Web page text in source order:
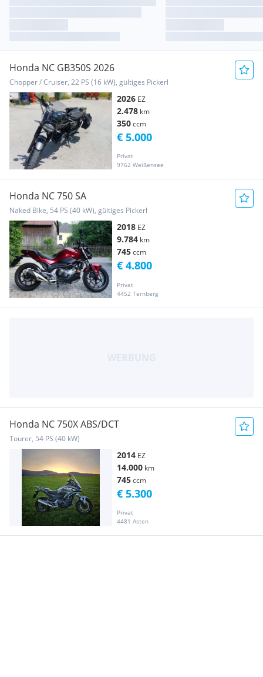
Honda NC GB350S 2026
Chopper / Cruiser, 22 PS (16 kW), gültiges Pickerl
2026 EZ
2.478 km
350ccm
Privat
9762 Weißensee
€ 5.000
Honda NC 750 SA
Naked Bike, 54 PS (40 kW), gültiges Pickerl
2018 EZ
9.784 km
745ccm
Privat
4452 Ternberg
€ 4.800
Honda NC 750X ABS/DCT
Tourer, 54 PS (40 kW)
2014 EZ
14.000 km
745ccm
Privat
4481 Asten
€ 5.300